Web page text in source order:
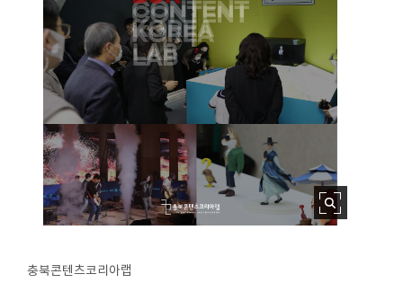
충북콘텐츠코리아랩